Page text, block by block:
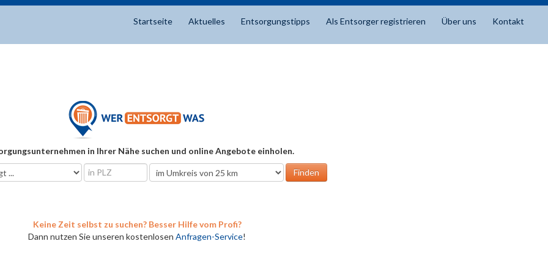
Startseite Aktuelles Entsorgungstipps Als Entsorger registrieren Über uns Kontakt
in Ihrer Nähe suchen und online Angebote einholen.
Keine Zeit selbst zu suchen? Besser Hilfe vom Profi?
Dann nutzen Sie unseren kostenlosen Anfragen-Service!